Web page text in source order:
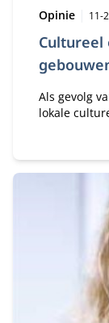
Cultureel
Type:
Opinie 11-
Als gevolg
lokale